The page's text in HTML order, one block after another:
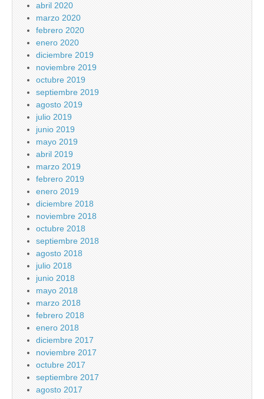
abril 2020
marzo 2020
febrero 2020
enero 2020
diciembre 2019
noviembre 2019
octubre 2019
septiembre 2019
agosto 2019
julio 2019
junio 2019
mayo 2019
abril 2019
marzo 2019
febrero 2019
enero 2019
diciembre 2018
noviembre 2018
octubre 2018
septiembre 2018
agosto 2018
julio 2018
junio 2018
mayo 2018
marzo 2018
febrero 2018
enero 2018
diciembre 2017
noviembre 2017
octubre 2017
septiembre 2017
agosto 2017